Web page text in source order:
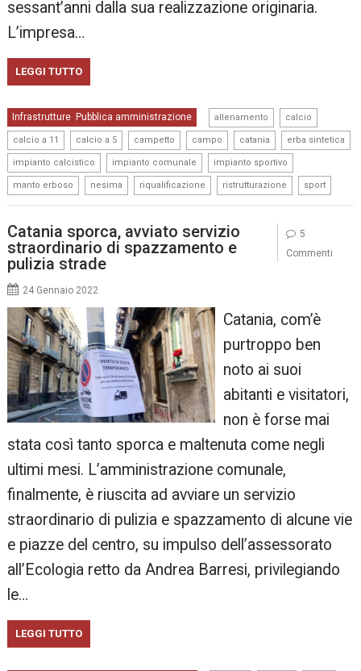
sessant’anni dalla sua realizzazione originaria.
L’impresa…
LEGGI TUTTO
Infrastrutture, Pubblica amministrazione allenamento calcio
calcio a 11 calcio a 5 campetto campo catania erba sintetica
impianto calcistico impianto comunale impianto sportivo
manto erboso nesima riqualificazione ristrutturazione sport
Catania sporca, avviato servizio
straordinario di spazzamento e
pulizia strade
24 Gennaio 2022
Catania, com’è
purtroppo ben
noto ai suoi
abitanti e visitatori,
non è forse mai
stata così tanto sporca e maltenuta come negli
ultimi mesi. L’amministrazione comunale,
finalmente, è riuscita ad avviare un servizio
straordinario di pulizia e spazzamento di alcune vie
e piazze del centro, su impulso dell’assessorato
all’Ecologia retto da Andrea Barresi, privilegiando
le…
LEGGI TUTTO
5
Commenti